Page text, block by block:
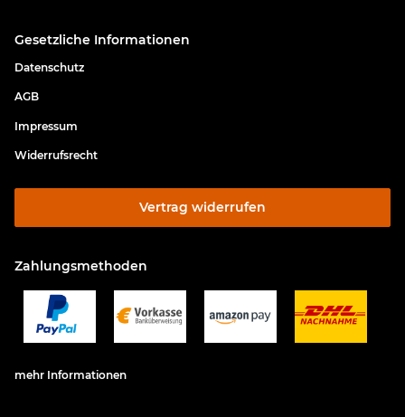
Gesetzliche Informationen
Datenschutz
AGB
Impressum
Widerrufsrecht
Vertrag widerrufen
Zahlungsmethoden
mehr Informationen